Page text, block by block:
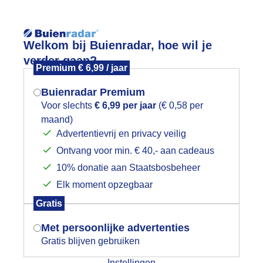
Welkom bij Buienradar, hoe wil je
verder gaan?
Premium € 6,99 / jaar
Buienradar Premium
Voor slechts € 6,99 per jaar (€ 0,58 per
maand)
Advertentievrij en privacy veilig
Ontvang voor min. € 40,- aan cadeaus
10% donatie aan Staatsbosbeheer
Elk moment opzegbaar
Gratis
Met persoonlijke advertenties
Gratis blijven gebruiken
Lees meer.
Foto en video Weerzine
Zoeken in
dag om land te bewerken en
Mogen we je locatie gebruiken voor
het weer?
Indien je hier nog geen akkoord op hebt
gegeven, verschijnt er zo een pop-up uit
je browser waarin deze toestemming
gevraagd wordt.